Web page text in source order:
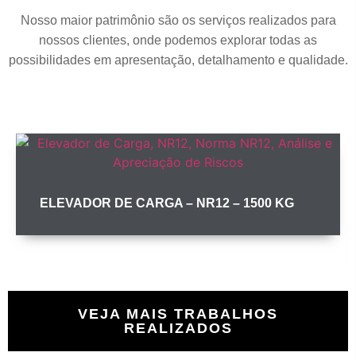
Nosso maior patrimônio são os serviços realizados para
nossos clientes, onde podemos explorar todas as
possibilidades em apresentação, detalhamento e qualidade.
ELEVADOR DE CARGA – NR12 – 1500 KG
VEJA MAIS TRABALHOS
REALIZADOS